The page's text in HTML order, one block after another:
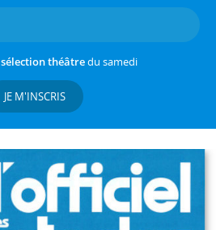
sélection théâtredu samedi
JE M'INSCRIS